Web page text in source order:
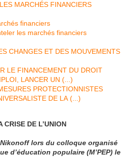
MARCHÉS FINANCIERS
financiers
les marchés financiers
CHANGES ET DES MOUVEMENTS
LE FINANCEMENT DU DROIT
LANCER UN (...)
PROTECTIONNISTES
DE LA (...)
CRISE DE L’UNION
lors du colloque organisé
d’éducation populaire (M’PEP) le